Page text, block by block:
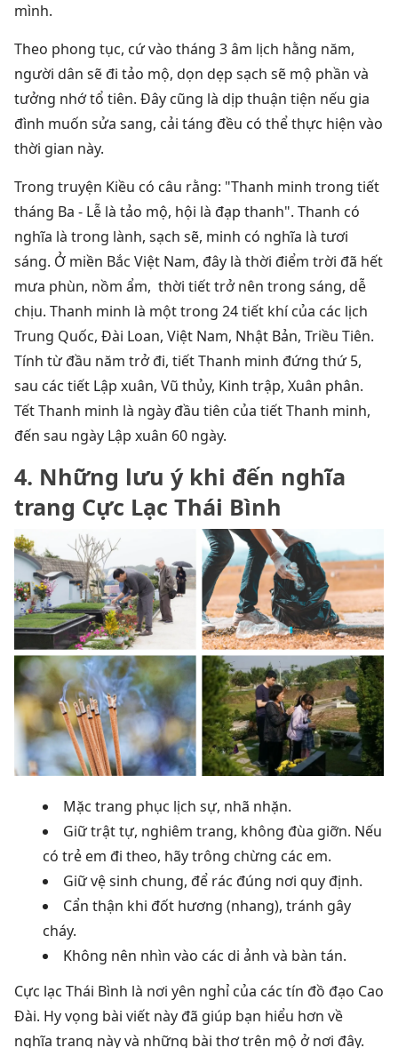
mình.
Theo phong tục, cứ vào tháng 3 âm lịch hằng năm,
người dân sẽ đi tảo mộ, dọn dẹp sạch sẽ mộ phần và
tưởng nhớ tổ tiên. Đây cũng là dịp thuận tiện nếu gia
đình muốn sửa sang, cải táng đều có thể thực hiện vào
thời gian này.
Trong truyện Kiều có câu rằng: "Thanh minh trong tiết
tháng Ba - Lễ là tảo mộ, hội là đạp thanh". Thanh có
nghĩa là trong lành, sạch sẽ, minh có nghĩa là tươi
sáng. Ở miền Bắc Việt Nam, đây là thời điểm trời đã hết
mưa phùn, nồm ẩm, thời tiết trở nên trong sáng, dễ
chịu. Thanh minh là một trong 24 tiết khí của các lịch
Trung Quốc, Đài Loan, Việt Nam, Nhật Bản, Triều Tiên.
Tính từ đầu năm trở đi, tiết Thanh minh đứng thứ 5,
sau các tiết Lập xuân, Vũ thủy, Kinh trập, Xuân phân.
Tết Thanh minh là ngày đầu tiên của tiết Thanh minh,
đến sau ngày Lập xuân 60 ngày.
4. Những lưu ý khi đến nghĩa
trang Cực Lạc Thái Bình
Mặc trang phục lịch sự, nhã nhặn.
Giữ trật tự, nghiêm trang, không đùa giỡn. Nếu
có trẻ em đi theo, hãy trông chừng các em.
Giữ vệ sinh chung, để rác đúng nơi quy định.
Cẩn thận khi đốt hương (nhang), tránh gây
cháy.
Không nên nhìn vào các di ảnh và bàn tán.
Cực lạc Thái Bình là nơi yên nghỉ của các tín đồ đạo Cao
Đài. Hy vọng bài viết này đã giúp bạn hiểu hơn về
nghĩa trang này và những bài thơ trên mộ ở nơi đây.